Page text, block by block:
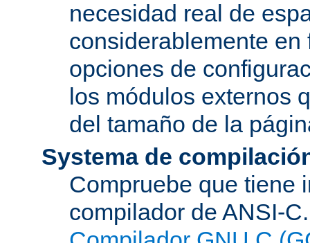
necesidad real de
considerablemente en
opciones de
los módulos externos
del tamaño de la
Systema de
Compruebe que tiene
compilador de ANSI-